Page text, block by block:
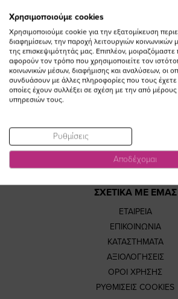
Visit
https://
Visit
ΣΧΕΤΙΚΑ ΜΕ ΕΜΑΣ
ΕΤΑΙΡΕΙΑ
ΕΠΙΚΟΙΝΩΝΙΑ
ΚΑΤΑΣΤΗΜΑΤΑ
ΑΞΙΟΛΟΓΗΣΕΙΣ
ΟΡΟΙ ΧΡΗΣΗΣ
ΡΥΘΜΙΣΕΙΣ COOKIES
Χρησιμοποιούμε cookies
Χρησιμοποιούμε cookie για την εξατομίκευση
διαφημίσεων, την παροχή λειτουργιών κοινωνικών
της επισκεψιμότητάς μας. Επιπλέον,
αφορούν τον τρόπο που χρησιμοποιείτε τον
κοινωνικών μέσων, διαφήμισης και αναλύσεων, οι
συνδυάσουν με άλλες πληροφορίες που τους
οποίες έχουν συλλέξει σε σχέση με την από
υπηρεσιών τους.
Ρυθμίσεις
Αποδέχομαι